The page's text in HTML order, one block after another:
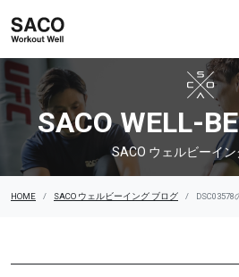
SACO ウェルビーイ
SACO WELL-
SACO ウェルビーイ
HOME SACO ウェルビーイング ブログ DSC03578